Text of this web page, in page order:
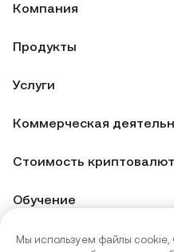
Компания
Продукты
Услуги
Коммерческая
Стоимость криптовалют
Обучение
Для разработчиков
Мы используем файлы cookie,